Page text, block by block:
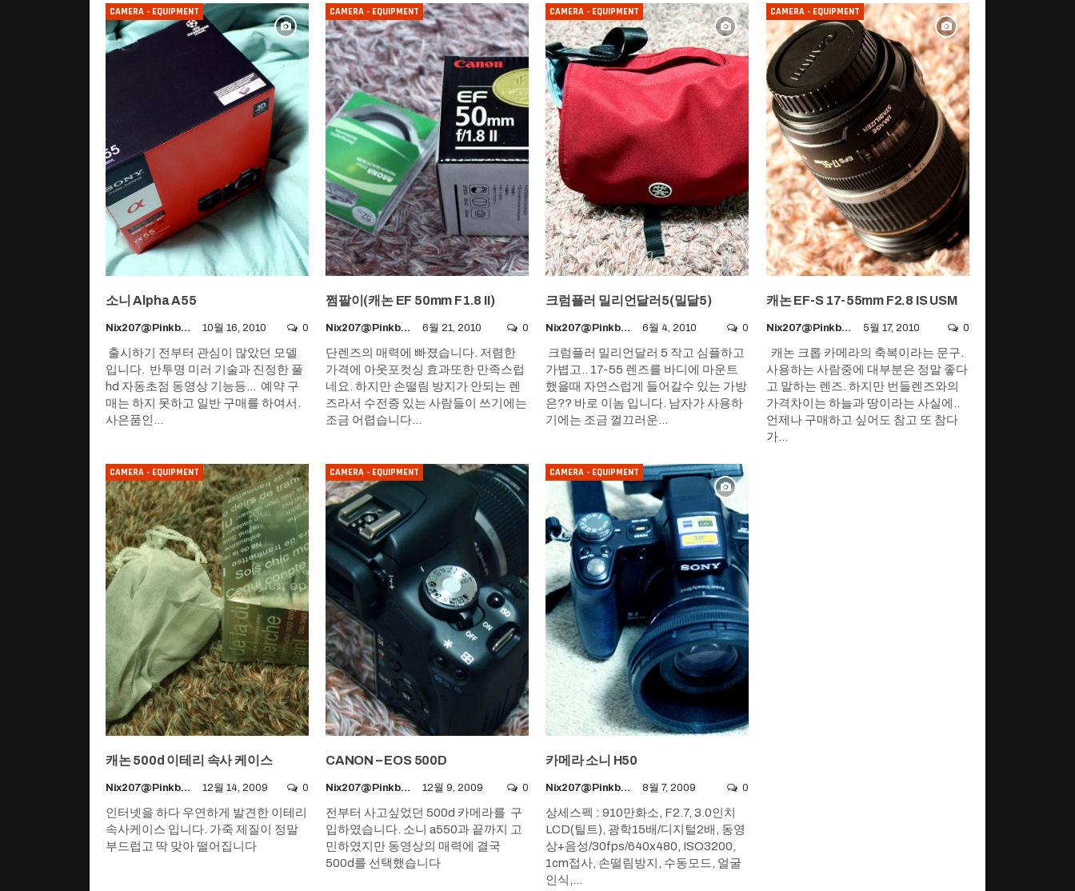
CAMERA - EQUIPMENT
소니 Alpha A55
Nix207@pinkboy.org 10월 16, 2010 0
출시하기 전부터 관심이 많았던 모델
입니다. 반투명 미러 기술과 진정한 풀
hd 자동초점 동영상 기능등... 예약 구
매는 하지 못하고 일반 구매를 하여서.
사은품인…
CAMERA - EQUIPMENT
쩜팔이(캐논 EF 50mm F1.8 II)
Nix207@pinkboy.org 6월 21, 2010 0
단렌즈의 매력에 빠졌습니다. 저렴한
가격에 아웃포컷싱 효과또한 만족스럽
네요. 하지만 손떨림 방지가 안되는 렌
즈라서 수전증 있는 사람들이 쓰기에는
조금 어렵습니다…
CAMERA - EQUIPMENT
크럼플러 밀리언달러5(밀달5)
Nix207@pinkboy.org 6월 4, 2010 0
크럼플러 밀리언달러 5 작고 심플하고
가볍고.. 17-55 렌즈를 바디에 마운트
했을때 자연스럽게 들어갈수 있는 가방
은?? 바로 이놈 입니다. 남자가 사용하
기에는 조금 껄끄러운…
CAMERA - EQUIPMENT
캐논 EF-S 17-55mm F2.8 IS USM
Nix207@pinkboy.org 5월 17, 2010 0
캐논 크롭 카메라의 축복이라는 문구.
사용하는 사람중에 대부분은 정말 좋다
고 말하는 렌즈. 하지만 번들렌즈와의
가격차이는 하늘과 땅이라는 사실에..
언제나 구매하고 싶어도 참고 또 참다
가…
CAMERA - EQUIPMENT
캐논 500d 이테리 속사 케이스
Nix207@pinkboy.org 12월 14, 2009 0
인터넷을 하다 우연하게 발견한 이테리
속사케이스 입니다. 가죽 제질이 정말
부드럽고 딱 맞아 떨어집니다
CAMERA - EQUIPMENT
CANON – EOS 500D
Nix207@pinkboy.org 12월 9, 2009 0
전부터 사고싶었던 500d 카메라를 구
입하였습니다. 소니 a550과 끝까지 고
민하였지만 동영상의 매력에 결국
500d를 선택했습니다
CAMERA - EQUIPMENT
카메라 소니 H50
Nix207@pinkboy.org 8월 7, 2009 0
상세스펙 : 910만화소, F2.7, 3.0인치
LCD(틸트), 광학15배/디지털2배, 동영
상+음성/30fps/640x480, ISO3200,
1cm접사, 손떨림방지, 수동모드, 얼굴
인식,…